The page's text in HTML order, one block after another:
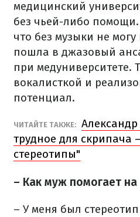
медицинский
без чьей-либо
что без музыки не
пошла в джазовый
при медуниверситете.
вокалисткой и
потенциал.
ЧИТАЙТЕ ТАКЖЕ:
трудное для скрипача
стереотипы"
– Как муж помогает на
– У меня был